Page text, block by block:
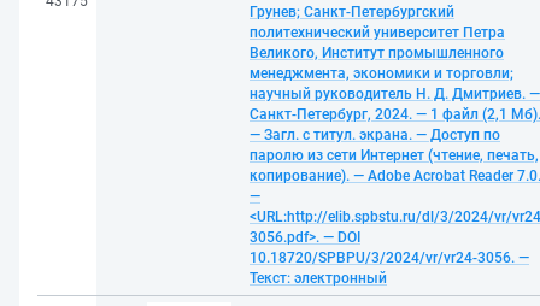
Грунев; Санкт-Петербургский
политехнический университет Петра
Великого, Институт промышленного
менеджмента, экономики и торговли;
научный руководитель Н. Д. Дмитриев. —
Санкт-Петербург, 2024. — 1 файл (2,1 Мб).
— Загл. с титул. экрана. — Доступ по
паролю из сети Интернет (чтение, печать,
копирование). — Adobe Acrobat Reader 7.0.
—
<URL:http://elib.spbstu.ru/dl/3/2024/vr/
3056.pdf>. — DOI
10.18720/SPBPU/3/2024/vr/vr24-3056. —
Текст: электронный